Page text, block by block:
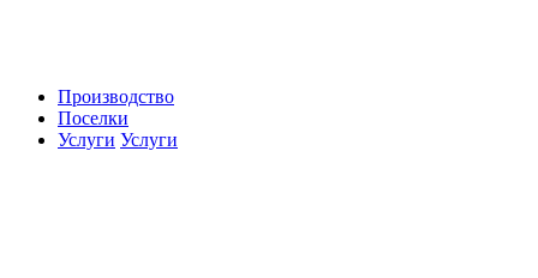
Производство
Поселки
Услуги Услуги